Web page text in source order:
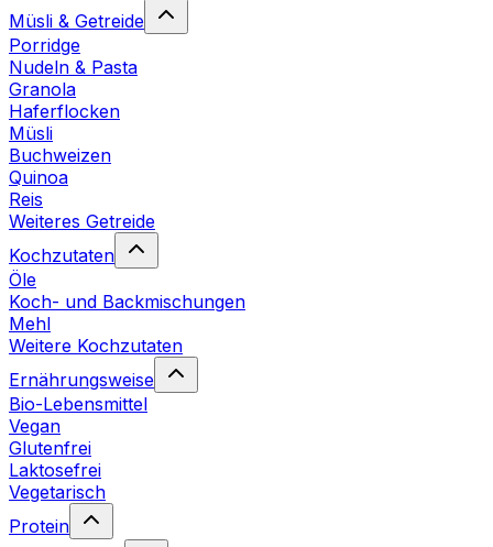
Müsli & Getreide
Porridge
Nudeln & Pasta
Granola
Haferflocken
Müsli
Buchweizen
Quinoa
Reis
Weiteres Getreide
Kochzutaten
Öle
Koch- und Backmischungen
Mehl
Weitere Kochzutaten
Ernährungsweise
Bio-Lebensmittel
Vegan
Glutenfrei
Laktosefrei
Vegetarisch
Protein